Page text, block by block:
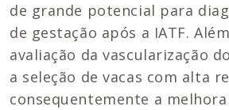
de grande potencial para
de gestação após a IATF.
avaliação da vascularização
a seleção de vacas com alta
consequentemente a